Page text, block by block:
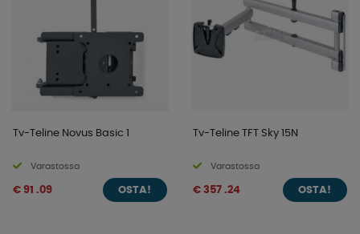
Tv-Teline Novus Basic 1
Varastossa
€ 91 .09 OSTA!
Tv-Teline TFT Sky 15N
Varastossa
€ 357 .24 OSTA!